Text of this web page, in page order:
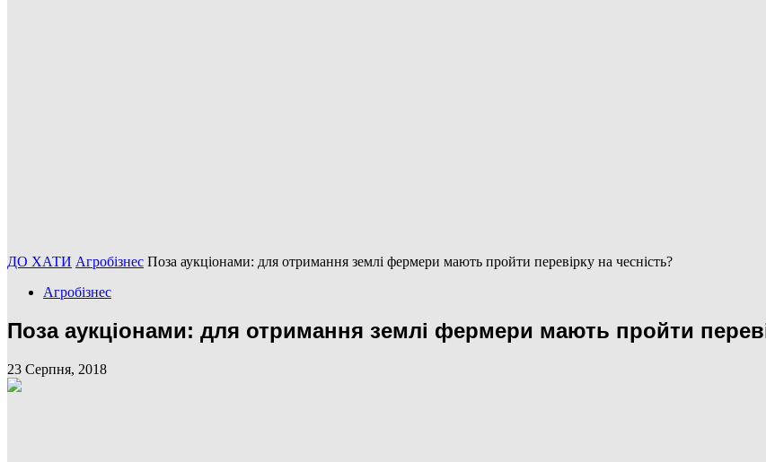
ДО ХАТИ Агробізнес Поза аукціонами: для отримання землі фермери мають пройти перевірку на чесність?
Агробізнес
Поза аукціонами: для отримання землі фермери мають пройти
23 Серпня, 2018